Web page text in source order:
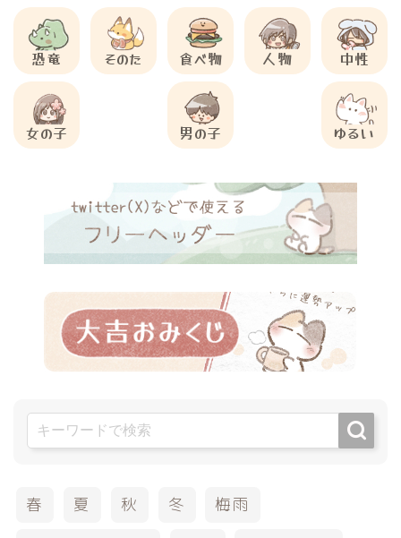
恐竜 そのた 食べ物 人物 中性
女の子 男の子 ゆるい
春 夏 秋 冬
梅雨